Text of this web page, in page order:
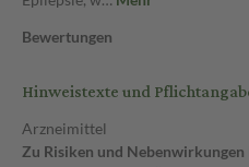
Bewertungen
Hinweistexte und
Arzneimittel
Zu Risiken und Nebenwirkungen